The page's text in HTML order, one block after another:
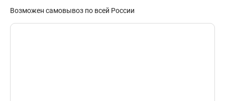
Возможен самовывоз по всей России